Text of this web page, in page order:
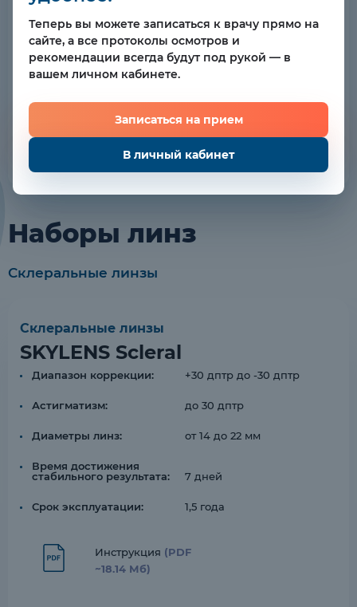
Лицензии
Мы осуществляем медицинскую
деятельность на основании лицензии
Департамента здравоохранения города
Посмотреть лицензии
Правовая информация
Наборы линз
Склеральные линзы
Склеральные линзы
SKYLENS Scleral
Диапазон коррекции: +30 дптр до -30 дптр
Астигматизм: до 30 дптр
Диаметры линз: от 14 до 22 мм
Время достижения
стабильного результата:
7 дней
Срок эксплуатации: 1,5 года
Инструкция (PDF
~18.14 Мб)
Теперь вы можете записаться к врачу прямо на
сайте, а все протоколы осмотров и
рекомендации всегда будут под рукой — в
вашем личном кабинете.
Записаться на прием
В личный кабинет